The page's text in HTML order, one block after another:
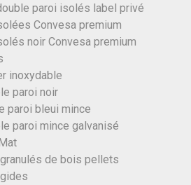
paroi isolés label privé
Convesa premium
noir Convesa premium
inoxydable
paroi noir
paroi bleui mince
paroi mince galvanisé
de bois pellets